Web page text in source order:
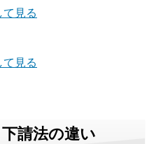
て見る
て見る
請法の違い